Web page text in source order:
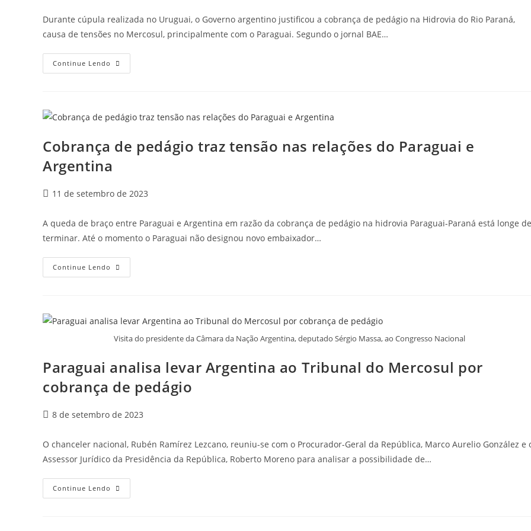
Durante cúpula realizada no Uruguai, o Governo argentino justificou a cobrança de pedágio na Hidrovia do Rio Paraná,
causa de tensões no Mercosul, principalmente com o Paraguai. Segundo o jornal BAE…
Continue Lendo
Cobrança de pedágio traz tensão nas relações do Paraguai e
Argentina
11 de setembro de 2023
A queda de braço entre Paraguai e Argentina em razão da cobrança de pedágio na hidrovia Paraguai-Paraná está longe de
terminar. Até o momento o Paraguai não designou novo embaixador…
Continue Lendo
Visita do presidente da Câmara da Nação Argentina, deputado Sérgio Massa, ao Congresso Nacional
Paraguai analisa levar Argentina ao Tribunal do Mercosul por
cobrança de pedágio
8 de setembro de 2023
O chanceler nacional, Rubén Ramírez Lezcano, reuniu-se com o Procurador-Geral da República, Marco Aurelio González e
Assessor Jurídico da Presidência da República, Roberto Moreno para analisar a possibilidade de…
Continue Lendo